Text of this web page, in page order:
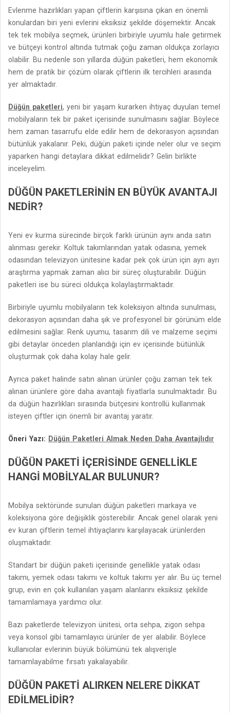
Evlenme hazırlıkları yapan çiftlerin karşısına çıkan en önemli
konulardan biri yeni evlerini eksiksiz şekilde döşemektir. Ancak
tek tek mobilya seçmek, ürünleri birbiriyle uyumlu hale getirmek
ve bütçeyi kontrol altında tutmak çoğu zaman oldukça zorlayıcı
olabilir. Bu nedenle son yıllarda düğün paketleri, hem ekonomik
hem de pratik bir çözüm olarak çiftlerin ilk tercihleri arasında
yer almaktadır.
Düğün paketleri, yeni bir yaşam kurarken ihtiyaç duyulan temel
mobilyaların tek bir paket içerisinde sunulmasını sağlar. Böylece
hem zaman tasarrufu elde edilir hem de dekorasyon açısından
bütünlük yakalanır. Peki, düğün paketi içinde neler olur ve seçim
yaparken hangi detaylara dikkat edilmelidir? Gelin birlikte
inceleyelim.
DÜĞÜN PAKETLERININ EN BÜYÜK AVANTAJI
NEDIR?
Yeni ev kurma sürecinde birçok farklı ürünün aynı anda satın
alınması gerekir. Koltuk takımlarından yatak odasına, yemek
odasından televizyon ünitesine kadar pek çok ürün için ayrı ayrı
araştırma yapmak zaman alıcı bir süreç oluşturabilir. Düğün
paketleri ise bu süreci oldukça kolaylaştırmaktadır.
Birbiriyle uyumlu mobilyaların tek koleksiyon altında sunulması,
dekorasyon açısından daha şık ve profesyonel bir görünüm elde
edilmesini sağlar. Renk uyumu, tasarım dili ve malzeme seçimi
gibi detaylar önceden planlandığı için ev içerisinde bütünlük
oluşturmak çok daha kolay hale gelir.
Ayrıca paket halinde satın alınan ürünler çoğu zaman tek tek
alınan ürünlere göre daha avantajlı fiyatlarla sunulmaktadır. Bu
da düğün hazırlıkları sırasında bütçesini kontrollü kullanmak
isteyen çiftler için önemli bir avantaj yaratır.
Öneri Yazı: Düğün Paketleri Almak Neden Daha Avantajlıdır
DÜĞÜN PAKETI İÇERISINDE GENELLIKLE
HANGI MOBILYALAR BULUNUR?
Mobilya sektöründe sunulan düğün paketleri markaya ve
koleksiyona göre değişiklik gösterebilir. Ancak genel olarak yeni
ev kuran çiftlerin temel ihtiyaçlarını karşılayacak ürünlerden
oluşmaktadır.
Standart bir düğün paketi içerisinde genellikle yatak odası
takımı, yemek odası takımı ve koltuk takımı yer alır. Bu üç temel
grup, evin en çok kullanılan yaşam alanlarını eksiksiz şekilde
tamamlamaya yardımcı olur.
Bazı paketlerde televizyon ünitesi, orta sehpa, zigon sehpa
veya konsol gibi tamamlayıcı ürünler de yer alabilir. Böylece
kullanıcılar evlerinin büyük bölümünü tek alışverişle
tamamlayabilme fırsatı yakalayabilir.
DÜĞÜN PAKETI ALIRKEN NELERE DIKKAT
EDILMELIDIR?